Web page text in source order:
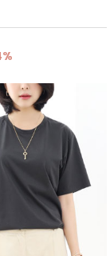
다드 핏으로 부담 없이 착
디테일이 룩에 세련된 위
포인트